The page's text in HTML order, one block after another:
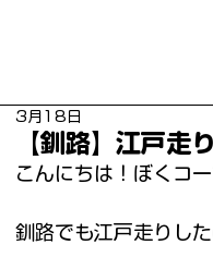
【釧路】江戸走
3月18日
こんにちは！ぼくコ
釧路でも江戸走りし